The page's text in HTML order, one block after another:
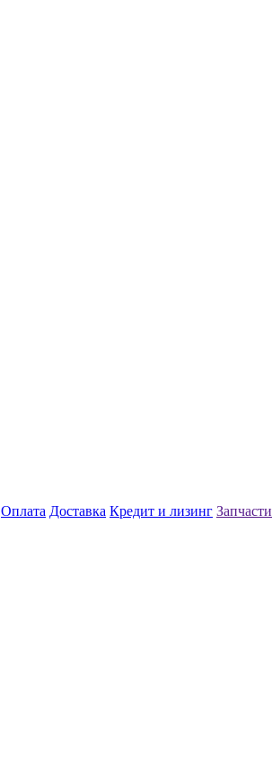
Оплата Доставка Кредит и лизинг Запчасти